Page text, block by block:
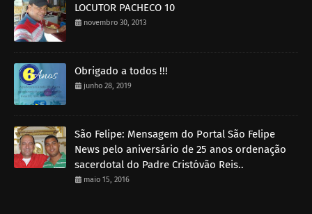
LOCUTOR PACHECO 10
novembro 30, 2013
Obrigado a todos !!!
junho 28, 2019
São Felipe: Mensagem do Portal São Felipe
News pelo aniversário de 25 anos ordenação
sacerdotal do Padre Cristóvão Reis..
maio 15, 2016